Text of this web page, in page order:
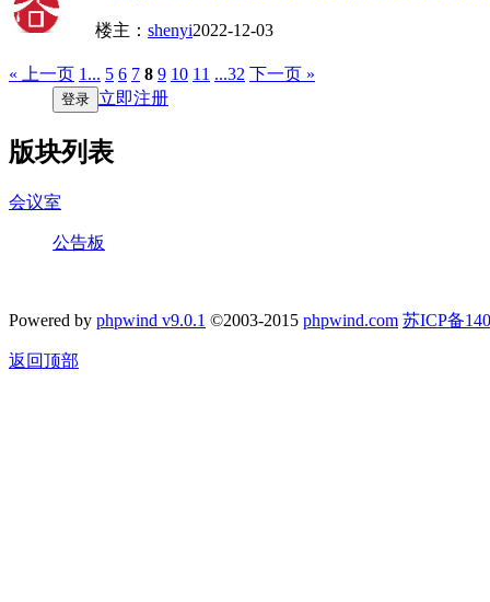
楼主： shenyi2022-12-03
« 上一页 1... 5 6 7 8 9 10 11 ...32 下一页 »
登录 立即注册
版块列表
会议室
公告板
Powered by phpwind v9.0.1 ©2003-2015 phpwind.com 苏ICP备
返回顶部